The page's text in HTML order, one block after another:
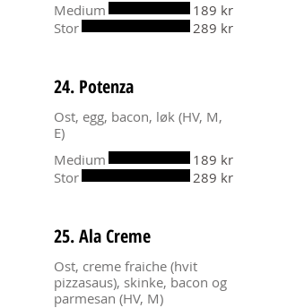
Medium
189 kr
Stor
289 kr
24. Potenza
Ost, egg, bacon, løk (HV, M,
E)
Medium
189 kr
Stor
289 kr
25. Ala Creme
Ost, creme fraiche (hvit
pizzasaus), skinke, bacon og
parmesan (HV, M)